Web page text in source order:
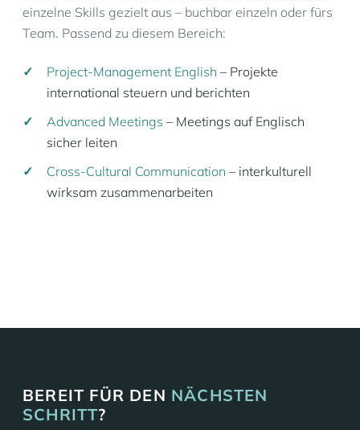
einzelne Skills gezielt aus – buchbar einzeln oder fürs
Team. Passend zu diesem Bereich:
Project-Management English – Projekte
international steuern und berichten
Advanced Meetings – Meetings auf Englisch
sicher leiten
Cross-Cultural Communication – interkulturell
wirksam zusammenarbeiten
BEREIT FÜR DEN NÄCHSTEN
SCHRITT?